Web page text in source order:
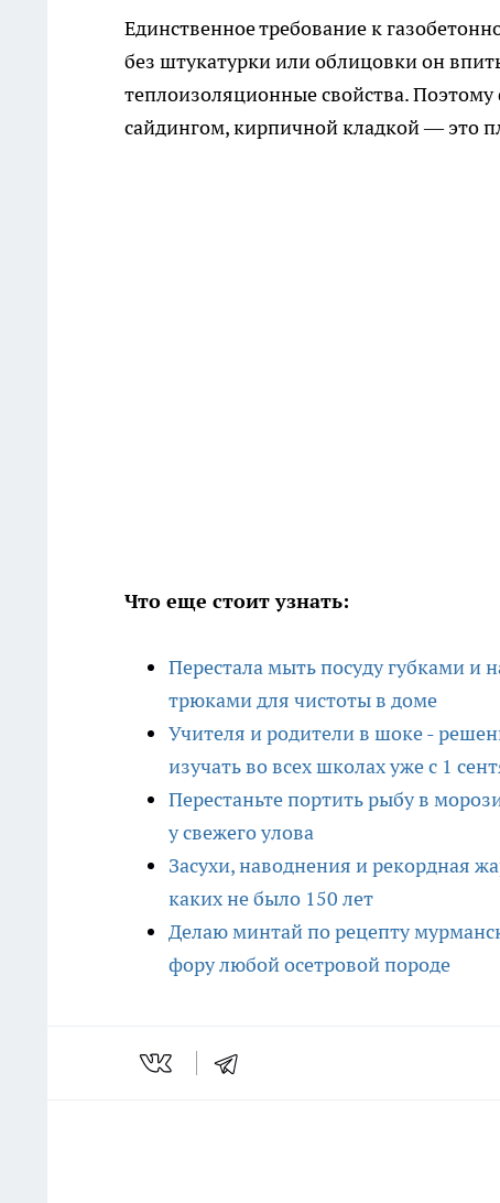
Единственное требование к
без штукатурки или облицовки он
теплоизоляционные свойства.
сайдингом, кирпичной кладкой — это
Что еще стоит узнать:
Перестала мыть посуду губками
трюками для чистоты в доме
Учителя и родители в шоке -
изучать во всех школах уже с 1
Перестаньте портить рыбу в
у свежего улова
Засухи, наводнения и рекордная
каких не было 150 лет
Делаю минтай по рецепту
фору любой осетровой породе